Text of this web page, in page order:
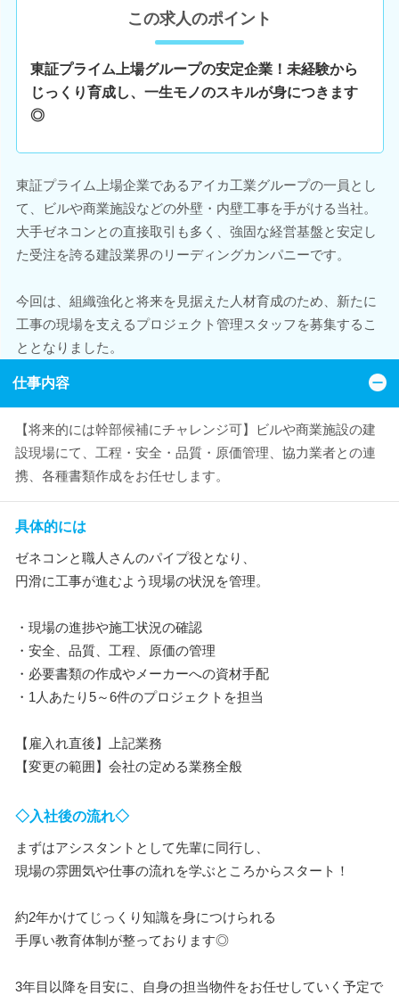
この求人のポイント
東証プライム上場グループの安定企業！未経験から
じっくり育成し、一生モノのスキルが身につきます
◎
東証プライム上場企業であるアイカ工業グループの一員とし
て、ビルや商業施設などの外壁・内壁工事を手がける当社。
大手ゼネコンとの直接取引も多く、強固な経営基盤と安定し
た受注を誇る建設業界のリーディングカンパニーです。
今回は、組織強化と将来を見据えた人材育成のため、新たに
工事の現場を支えるプロジェクト管理スタッフを募集するこ
ととなりました。
仕事内容
【将来的には幹部候補にチャレンジ可】ビルや商業施設の建
設現場にて、工程・安全・品質・原価管理、協力業者との連
携、各種書類作成をお任せします。
具体的には
ゼネコンと職人さんのパイプ役となり、
円滑に工事が進むよう現場の状況を管理。
・現場の進捗や施工状況の確認
・安全、品質、工程、原価の管理
・必要書類の作成やメーカーへの資材手配
・1人あたり5～6件のプロジェクトを担当
【雇入れ直後】上記業務
【変更の範囲】会社の定める業務全般
◇入社後の流れ◇
まずはアシスタントとして先輩に同行し、
現場の雰囲気や仕事の流れを学ぶところからスタート！
約2年かけてじっくり知識を身につけられる
手厚い教育体制が整っております◎
3年目以降を目安に、自身の担当物件をお任せしていく予定で